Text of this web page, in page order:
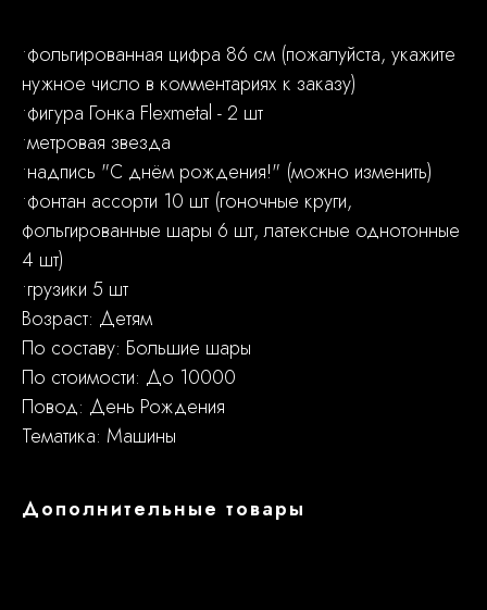
•фольгированная цифра 86 см (пожалуйста, укажите
нужное число в комментариях к заказу)
•фигура Гонка Flexmetal - 2 шт
•метровая звезда
•надпись "С днём рождения!" (можно изменить)
•фонтан ассорти 10 шт (гоночные круги,
фольгированные шары 6 шт, латексные однотонные
4 шт)
•грузики 5 шт
Возраст: Детям
По составу: Большие шары
По стоимости: До 10000
Повод: День Рождения
Тематика: Машины
Дополнительные товары